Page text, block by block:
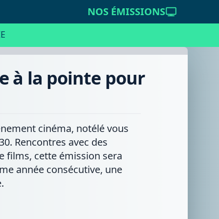
NOS ÉMISSIONS
à la pointe pour
cinéma, notélé vous
Rencontres avec des
films, cette émission sera
année consécutive, une